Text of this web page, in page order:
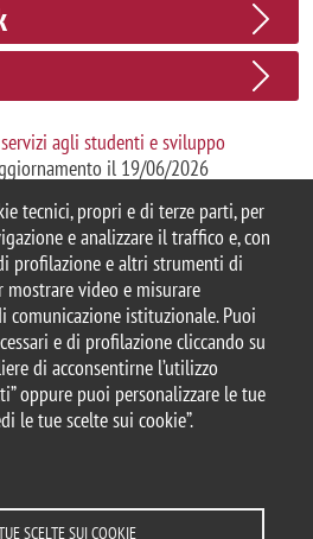
tecnici, propri e di terze parti, per
e analizzare il traffico e, con
profilazione e altri strumenti di
video e misurare
comunicazione istituzionale. Puoi
e di profilazione cliccando su
di acconsentirne l’utilizzo
oppure puoi personalizzare le tue
le tue scelte sui cookie”.
SCELTE SUI COOKIE
agli studenti e sviluppo
il 19/06/2026
degli Studi di Milano-Bicocca
Nuovo, 1 - 20126, Milano
ateneo.bicocca@pec.unimib.it
|Contattaci